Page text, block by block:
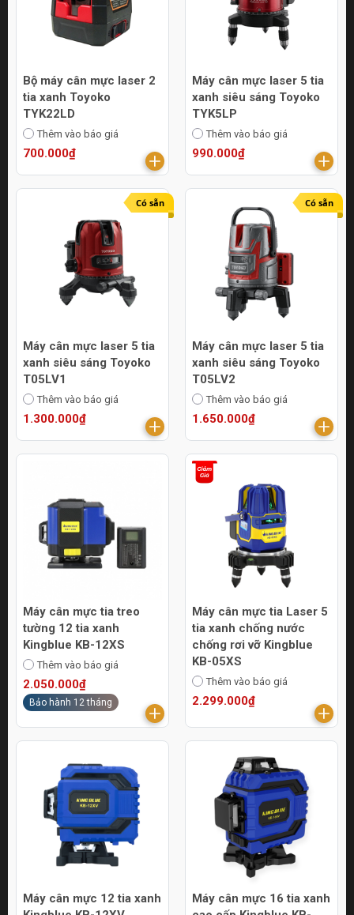
Bộ máy cân mực laser 2
tia xanh Toyoko
TYK22LD
Thêm vào báo giá
700.000₫
Máy cân mực laser 5 tia
xanh siêu sáng Toyoko
TYK5LP
Thêm vào báo giá
990.000₫
Có sẵn
Máy cân mực laser 5 tia
xanh siêu sáng Toyoko
T05LV1
Thêm vào báo giá
1.300.000₫
Có sẵn
Máy cân mực laser 5 tia
xanh siêu sáng Toyoko
T05LV2
Thêm vào báo giá
1.650.000₫
Máy cân mực tia treo
tường 12 tia xanh
Kingblue KB-12XS
Thêm vào báo giá
2.050.000₫
Bảo hành 12 tháng
Máy cân mực tia Laser 5
tia xanh chống nước
chống rơi vỡ Kingblue
KB-05XS
Thêm vào báo giá
2.299.000₫
Máy cân mực 12 tia xanh
Máy cân mực 16 tia xanh